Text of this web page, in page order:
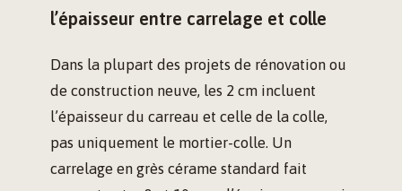
l’épaisseur entre carrelage et colle
Dans la plupart des projets de rénovation ou
de construction neuve, les 2 cm incluent
l’épaisseur du carreau et celle de la colle,
pas uniquement le mortier-colle. Un
carrelage en grès cérame standard fait